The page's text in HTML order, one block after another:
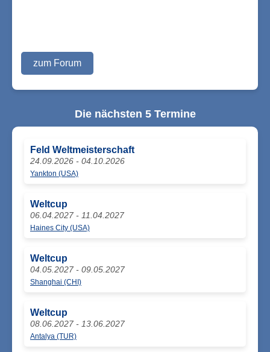
zum Forum
Die nächsten 5 Termine
Feld Weltmeisterschaft
24.09.2026 - 04.10.2026
Yankton (USA)
Weltcup
06.04.2027 - 11.04.2027
Haines City (USA)
Weltcup
04.05.2027 - 09.05.2027
Shanghai (CHI)
Weltcup
08.06.2027 - 13.06.2027
Antalya (TUR)